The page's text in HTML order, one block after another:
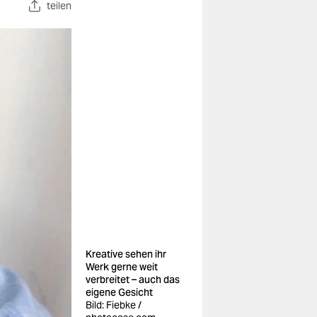
teilen
Kreative sehen ihr
Werk gerne weit
verbreitet – auch das
eigene Gesicht
Bild: Fiebke /